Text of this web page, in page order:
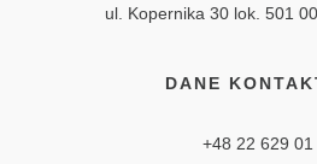
ul. Kopernika 30 lok. 501
DANE
+48 22 629 01